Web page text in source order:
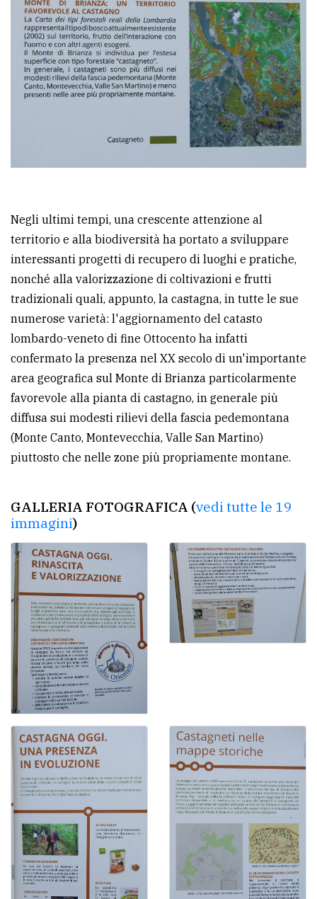
Negli ultimi tempi, una crescente attenzione al
territorio e alla biodiversità ha portato a sviluppare
interessanti progetti di recupero di luoghi e pratiche,
nonché alla valorizzazione di coltivazioni e frutti
tradizionali quali, appunto, la castagna, in tutte le sue
numerose varietà: l'aggiornamento del catasto
lombardo-veneto di fine Ottocento ha infatti
confermato la presenza nel XX secolo di un'importante
area geografica sul Monte di Brianza particolarmente
favorevole alla pianta di castagno, in generale più
diffusa sui modesti rilievi della fascia pedemontana
(Monte Canto, Montevecchia, Valle San Martino)
piuttosto che nelle zone più propriamente montane.
GALLERIA FOTOGRAFICA (vedi tutte le 19
immagini)